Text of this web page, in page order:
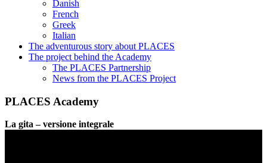
Danish
French
Greek
Italian
The adventurous story about PLACES
The project behind the Academy
The PLACES Partnership
News from the PLACES Project
PLACES Academy
La gita – versione integrale